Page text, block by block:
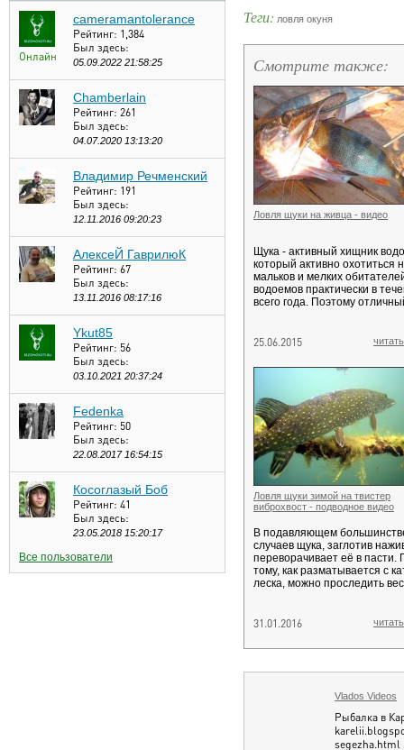
Онлайн
cameramantolerance
Рейтинг: 1,384
Был здесь:
05.09.2022 21:58:25
Chamberlain
Рейтинг: 261
Был здесь:
04.07.2020 13:13:20
Владимир Речменский
Рейтинг: 191
Был здесь:
12.11.2016 09:20:23
АлексеЙ ГаврилюК
Рейтинг: 67
Был здесь:
13.11.2016 08:17:16
Ykut85
Рейтинг: 56
Был здесь:
03.10.2021 20:37:24
Fedenka
Рейтинг: 50
Был здесь:
22.08.2017 16:54:15
Косоглазый Боб
Рейтинг: 41
Был здесь:
23.05.2018 15:20:17
Все пользователи
Теги: ловля окуня
Смотрите также:
Ловля щуки на живца - видео
Щука - активный хищник
который активно охотиться
мальков и мелких
водоемов практически в
всего года. Поэтому
25.06.2015
Ловля щуки зимой на твистер
виброхвост - подводное видео
В подавляющем
случаев щука, заглотив
переворачивает её в пасти.
тому, как разматывается с
леска, можно проследить
31.01.2016
Vlados Videos
Рыбалка в
segezha.html